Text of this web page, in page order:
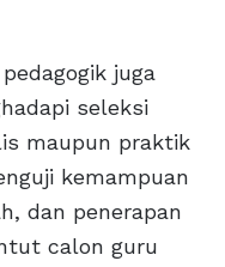
juga
seleksi
maupun praktik
kemampuan
dan penerapan
calon guru